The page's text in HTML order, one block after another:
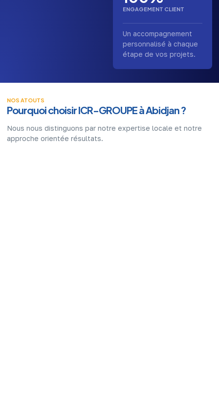
ENGAGEMENT CLIENT
Un accompagnement
personnalisé à chaque
étape de vos projets.
NOS ATOUTS
Pourquoi choisir ICR-GROUPE à Abidjan ?
Nous nous distinguons par notre expertise locale et notre
approche orientée résultats.